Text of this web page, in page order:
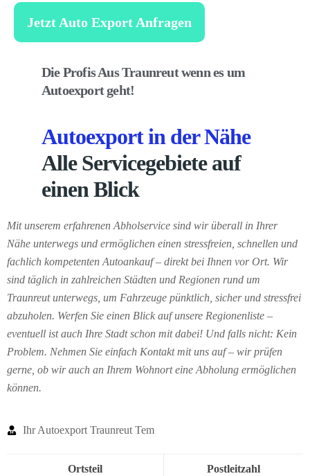
Jetzt Auto Export Anfragen
Die Profis Aus Traunreut wenn es um
Autoexport geht!
Autoexport in der Nähe
Alle Servicegebiete auf
einen Blick
Mit unserem erfahrenen Abholservice sind wir überall in Ihrer
Nähe unterwegs und ermöglichen einen stressfreien, schnellen und
fachlich kompetenten Autoankauf – direkt bei Ihnen vor Ort. Wir
sind täglich in zahlreichen Städten und Regionen rund um
Traunreut unterwegs, um Fahrzeuge pünktlich, sicher und stressfrei
abzuholen. Werfen Sie einen Blick auf unsere Regionenliste –
eventuell ist auch Ihre Stadt schon mit dabei! Und falls nicht: Kein
Problem. Nehmen Sie einfach Kontakt mit uns auf – wir prüfen
gerne, ob wir auch an Ihrem Wohnort eine Abholung ermöglichen
können.
Ihr Autoexport Traunreut Tem
Ortsteil Postleitzahl